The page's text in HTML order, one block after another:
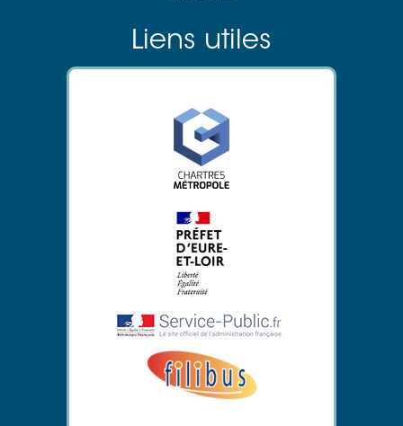
Liens utiles